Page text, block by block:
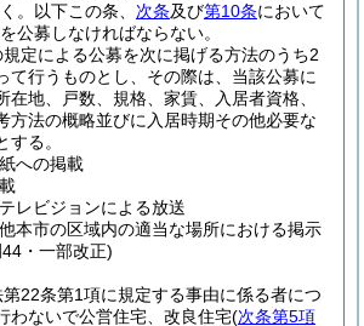
。以下この条、 次条及び第10条において
公募しなければならない。
規定による公募を次に掲げる方法のうち2
て行うものとし、その際は、当該公募に
在地、戸数、規格、家賃、入居者資格、
方法の概略並びに入居時期その他必要な
る。
への掲載
レビジョンによる放送
本市の区域内の適当な場所における掲示
・一部改正)
22条第1項に規定する事由に係る者につ
わないで公営住宅、改良住宅(次条第5項